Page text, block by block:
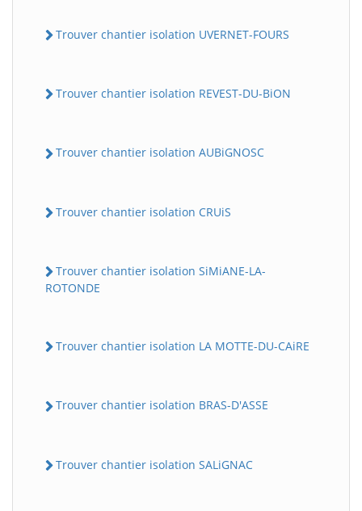
Trouver chantier isolation UVERNET-FOURS
Trouver chantier isolation REVEST-DU-BiON
Trouver chantier isolation AUBiGNOSC
Trouver chantier isolation CRUiS
Trouver chantier isolation SiMiANE-LA-
ROTONDE
Trouver chantier isolation LA MOTTE-DU-CAiRE
Trouver chantier isolation BRAS-D'ASSE
Trouver chantier isolation SALiGNAC